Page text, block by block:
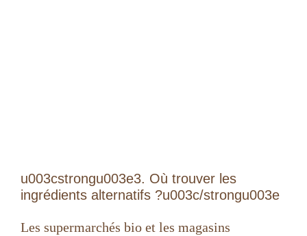
u003cstrongu003e3. Où trouver les
ingrédients alternatifs ?u003c/strongu003e
Les supermarchés bio et les magasins